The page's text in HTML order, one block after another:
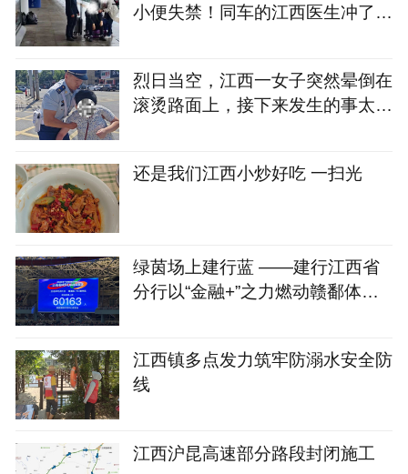
小便失禁！同车的江西医生冲了上
烈日当空，江西一女子突然晕倒在
滚烫路面上，接下来发生的事太暖
还是我们江西小炒好吃 一扫光
绿茵场上建行蓝 ——建行江西省
分行以“金融+”之力燃动赣鄱体育
江西镇多点发力筑牢防溺水安全防
线
江西沪昆高速部分路段封闭施工